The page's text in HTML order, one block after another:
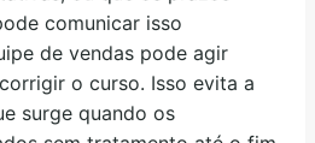
comunicar isso
de vendas pode agir
o curso. Isso evita a
surge quando os